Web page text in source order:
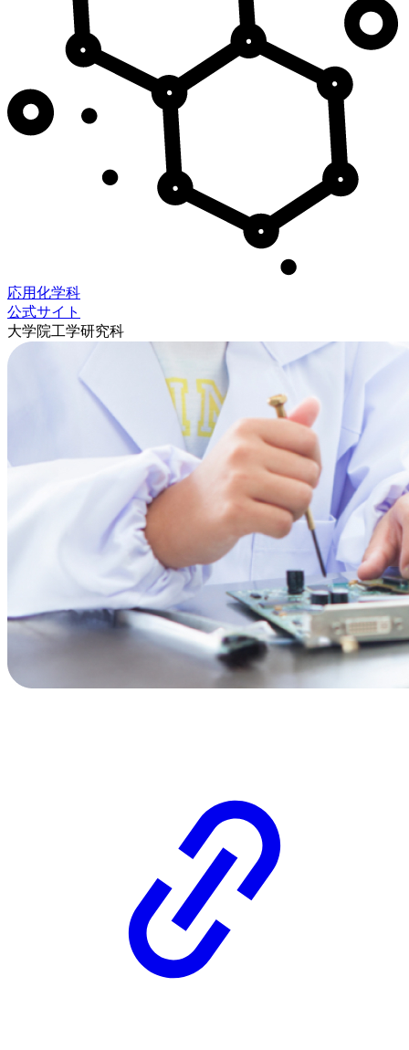
応用化学科
公式サイト
大学院工学研究科